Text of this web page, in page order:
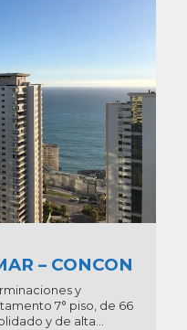
– CONCON
y
7° piso, de 66
y de alta...